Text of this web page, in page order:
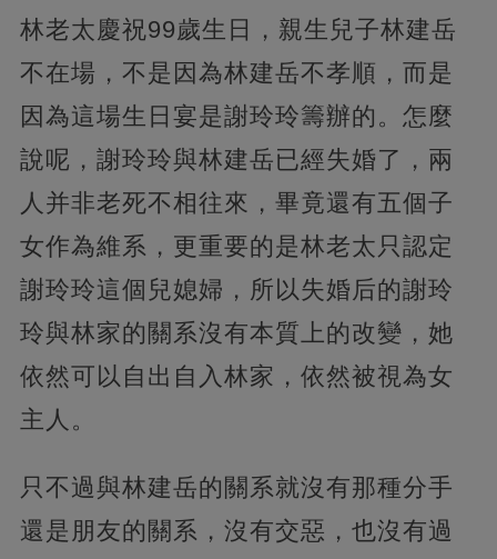
林老太慶祝99歲生日，親生兒子林建岳
不在場，不是因為林建岳不孝順，而是
因為這場生日宴是謝玲玲籌辦的。怎麼
說呢，謝玲玲與林建岳已經失婚了，兩
人并非老死不相往來，畢竟還有五個子
女作為維系，更重要的是林老太只認定
謝玲玲這個兒媳婦，所以失婚后的謝玲
玲與林家的關系沒有本質上的改變，她
依然可以自出自入林家，依然被視為女
主人。
只不過與林建岳的關系就沒有那種分手
還是朋友的關系，沒有交惡，也沒有過